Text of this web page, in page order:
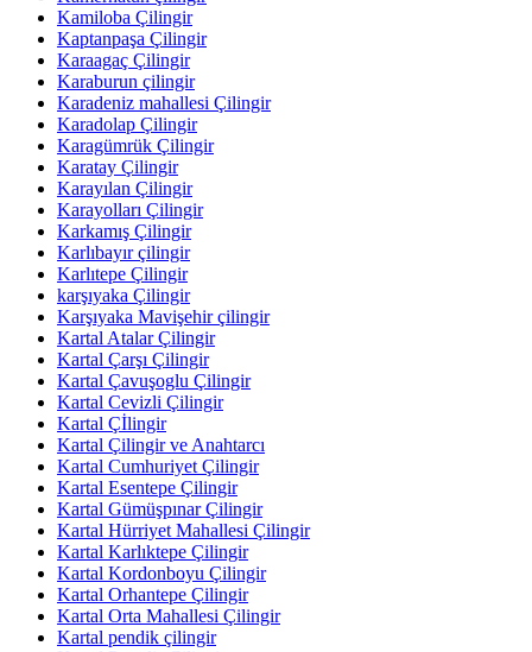
Kamiloba Çilingir
Kaptanpaşa Çilingir
Karaagaç Çilingir
Karaburun çilingir
Karadeniz mahallesi Çilingir
Karadolap Çilingir
Karagümrük Çilingir
Karatay Çilingir
Karayılan Çilingir
Karayolları Çilingir
Karkamış Çilingir
Karlıbayır çilingir
Karlıtepe Çilingir
karşıyaka Çilingir
Karşıyaka Mavişehir çilingir
Kartal Atalar Çilingir
Kartal Çarşı Çilingir
Kartal Çavuşoglu Çilingir
Kartal Cevizli Çilingir
Kartal Çİlingir
Kartal Çilingir ve Anahtarcı
Kartal Cumhuriyet Çilingir
Kartal Esentepe Çilingir
Kartal Gümüşpınar Çilingir
Kartal Hürriyet Mahallesi Çilingir
Kartal Karlıktepe Çilingir
Kartal Kordonboyu Çilingir
Kartal Orhantepe Çilingir
Kartal Orta Mahallesi Çilingir
Kartal pendik çilingir